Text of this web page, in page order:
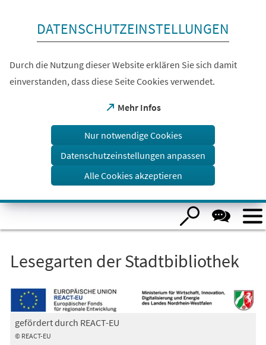
Visuelle
DATENSCHUTZEINSTELLUNGEN
Durch die Nutzung dieser Website erklären Sie sich damit
einverstanden, dass diese Seite Cookies verwendet.
Mehr Infos
(Öffnet
einem
Tab)
Nur notwendige Cookies
Datenschutzeinstellungen anpassen
Alle Cookies akzeptieren
Lesegarten der Stadtbibliothek
© REACT-EU
gefördert durch REACT-EU